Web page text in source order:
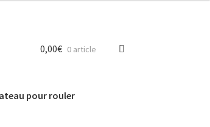
0,00€ 0 article
pour rouler